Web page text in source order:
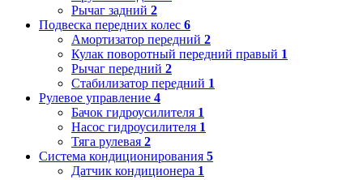
Рычаг задний 2
Подвеска передних колес 6
Амортизатор передний 2
Кулак поворотный передний правый 1
Рычаг передний 2
Стабилизатор передний 1
Рулевое управление 4
Бачок гидроусилителя 1
Насос гидроусилителя 1
Тяга рулевая 2
Система кондиционирования 5
Датчик кондиционера 1